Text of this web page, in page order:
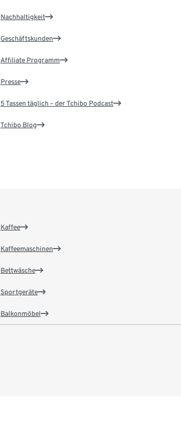
Nachhaltigkeit
Geschäftskunden
Affiliate Programm
Presse
5 Tassen täglich – der Tchibo Podcast
Tchibo Blog
Kaffee
Kaffeemaschinen
Bettwäsche
Sportgeräte
Balkonmöbel